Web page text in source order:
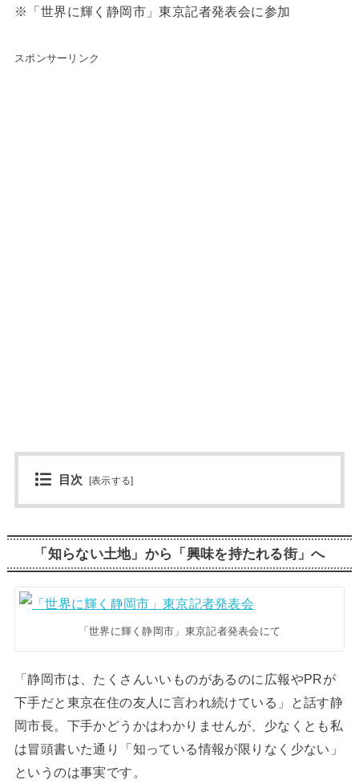
※「世界に輝く静岡市」東京記者発表会に参加
スポンサーリンク
目次 [表示する]
「知らない土地」から「興味を持たれる街」へ
「世界に輝く静岡市」東京記者発表会にて
「静岡市は、たくさんいいものがあるのに広報やPRが
下手だと東京在住の友人に言われ続けている」と話す静
岡市長。下手かどうかはわかりませんが、少なくとも私
は冒頭書いた通り「知っている情報が限りなく少ない」
というのは事実です。